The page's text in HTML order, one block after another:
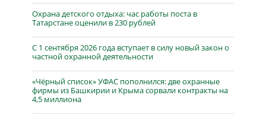
Охрана детского отдыха: час работы поста в
Татарстане оценили в 230 рублей
С 1 сентября 2026 года вступает в силу новый закон о
частной охранной деятельности
«Чёрный список» УФАС пополнился: две охранные
фирмы из Башкирии и Крыма сорвали контракты на
4,5 миллиона